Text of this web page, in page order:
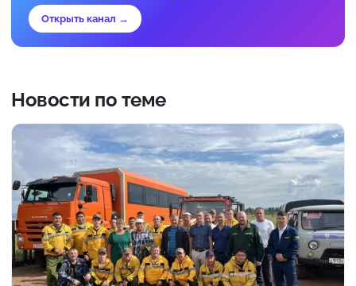
Открыть канал →
Новости по теме